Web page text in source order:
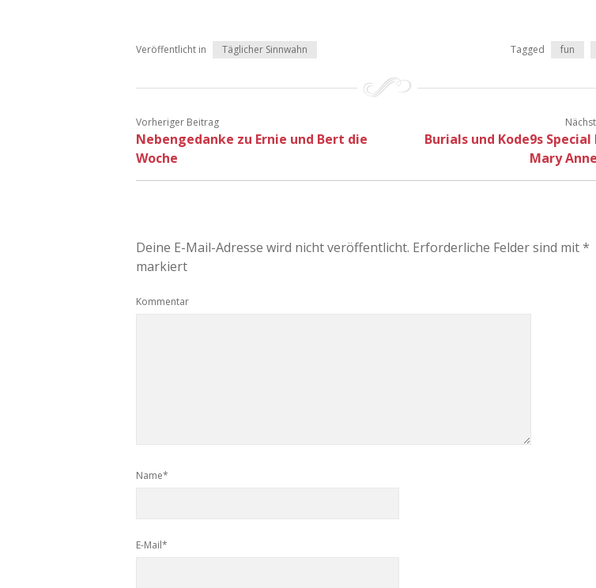
Veröffentlicht in Täglicher Sinnwahn Tagged fun
Vorheriger Beitrag
Nebengedanke zu Ernie und Bert die
Woche
Burials und Kode9s
Mary
Deine E-Mail-Adresse wird nicht veröffentlicht. Erforderliche Felder sind mit*
markiert
Kommentar
Name*
E-Mail*